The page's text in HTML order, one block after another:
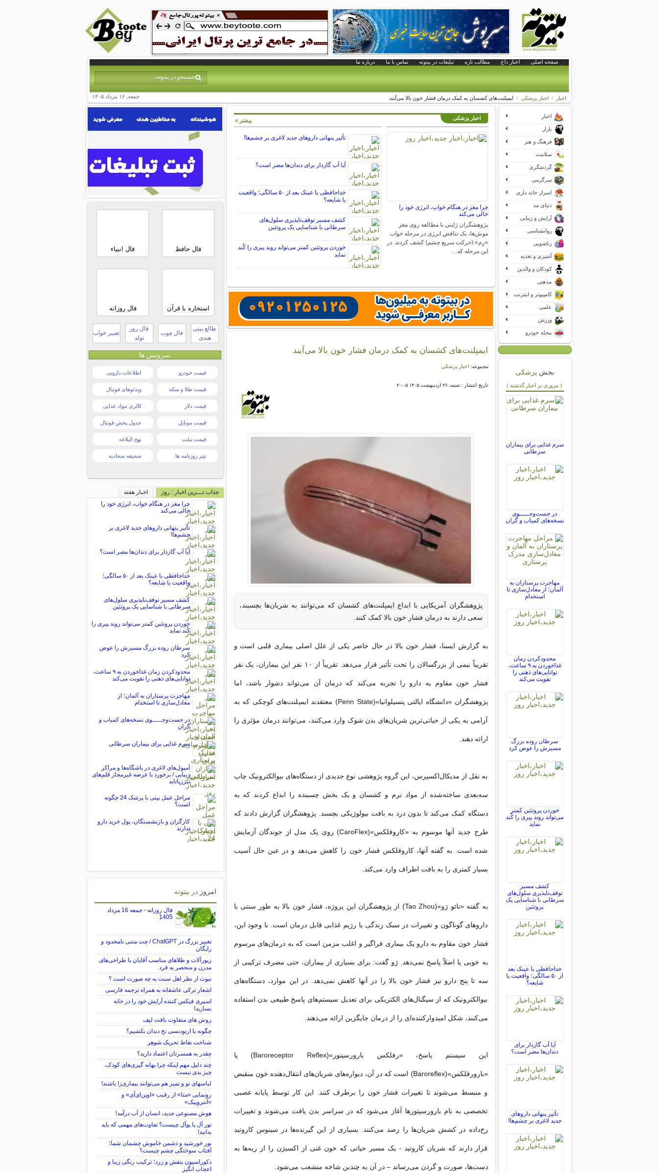
صفحه اصلی اخبار داغ مطالب تازه تبلیغات در بیتوته تماس با ما درباره ما
جمعه, ۱۶ مرداد ۱۴۰۵ اخبار اخبار پزشکی ایمپلنت‌های کشسان به کمک درمان فشار خون بالا می‌آیند
اخبار پزشکی
چرا مغز در هنگام خواب، انرژی خود را
خالی می‌کند
پژوهشگران ژاپنی با مطالعه روی مغز
موش‌ها، یک تناقض انرژی در مرحله خواب
«رِم» (حرکت سریع چشم) کشف کردند. در
این مرحله که…
تأثیر پنهانی داروهای جدید لاغری بر چشم‌ها!
آیا آب گازدار برای دندان‌ها مضر است؟
خداحافظی با عینک بعد از ۵۰ سالگی؛ واقعیت
یا شایعه؟
کشف مسیر توقف‌ناپذیری سلول‌های
سرطانی با شناسایی یک پروتئین
خوردن پروتئین کمتر می‌تواند روند پیری را کُند
نماید
بیشتر »
ایمپلنت‌های کشسان به کمک درمان فشار خون بالا می‌آیند
مجموعه: اخبار پزشکی
تاریخ انتشار : شنبه, ۲۶ اردیبهشت ۱۴۰۵ ۲۰:۰۵
پژوهشگران آمریکایی با ابداع ایمپلنت‌های کشسان که می‌توانند به شریان‌ها بچسبند،
سعی دارند به درمان فشار خون بالا کمک کنند.
به گزارش ایسنا، فشار خون بالا در حال حاضر یکی از علل اصلی بیماری قلبی است و
تقریباً نیمی از بزرگسالان را تحت تأثیر قرار می‌دهد. تقریباً از ۱۰ نفر این بیماران، یک نفر
فشار خون مقاوم به دارو را تجربه می‌کند که درمان آن می‌تواند دشوار باشد، اما
پژوهشگران «دانشگاه ایالتی پنسیلوانیا»(Penn State) معتقدند ایمپلنت‌های کوچکی که به
آرامی به یکی از حیاتی‌ترین شریان‌های بدن شوک وارد می‌کنند، می‌توانند درمان مؤثری را
ارائه دهند.
به نقل از مدیکال‌اکسپرس، این گروه پژوهشی نوع جدیدی از دستگاه‌های بیوالکترونیک چاپ
سه‌بعدی ساخته‌شده از مواد نرم و کشسان و یک بخش چسبنده را ابداع کردند که به
دستگاه کمک می‌کند تا بدون درد به بافت بیولوژیکی بچسبد. پژوهشگران گزارش دادند که
طرح جدید آنها موسوم به «کاروفلکس»(CaroFlex) روی یک مدل از جوندگان آزمایش
شده است. به گفته آنها، کاروفلکس فشار خون را کاهش می‌دهد و در عین حال آسیب
بسیار کمتری را به بافت اطراف وارد می‌کند.
به گفته «تائو ژو»(Tao Zhou) از پژوهشگران این پروژه، فشار خون بالا به طور سنتی با
داروهای گوناگون و تغییرات در سبک زندگی یا رژیم غذایی قابل درمان است. با وجود این،
فشار خون مقاوم به دارو یک بیماری فراگیر و اغلب مزمن است که به درمان‌های مرسوم
به خوبی یا اصلاً پاسخ نمی‌دهد. ژو گفت: برای بسیاری از بیماران، حتی مصرف ترکیبی از
سه تا پنج دارو نیز فشار خون بالا را در آنها کاهش نمی‌دهد. در این موارد، دستگاه‌های
بیوالکترونیک که از سیگنال‌های الکتریکی برای تعدیل سیستم‌های پاسخ طبیعی بدن استفاده
می‌کنند، شکل امیدوارکننده‌ای را از درمان جایگزین ارائه می‌دهند.
این سیستم پاسخ، «رفلکس بارورسپتور»(Baroreceptor Reflex) یا
«بارورفلکس»(Baroreflex) است که در آن، دیواره‌های شریان‌های انتقال‌دهنده خون منقبض
و منبسط می‌شوند تا تغییرات فشار خون را برطرف کنند. این کار توسط پایانه عصبی
تخصصی به نام بارورسپتورها آغاز می‌شود که در سراسر بدن یافت می‌شوند و تغییرات
رخ‌داده در کشش شریان‌ها را رصد می‌کنند. بسیاری از این گیرنده‌ها در سینوس کاروتید
قرار دارند که شریان کاروتید - یک مسیر حیاتی که خون غنی از اکسیژن را از ریه‌ها به
دست‌ها، صورت و گردن می‌رساند – در آن به چندین شاخه منشعب می‌شود.
اخبار
بازار
فرهنگ و هنر
سلامت
گردشگری
سرگرمی
اسرار خانه داری
دنیای مد
آرایش و زیبایی
روانشناسی
زناشویی
آشپزی و تغذیه
کودکان و والدین
مذهبی
کامپیوتر و اینترنت
علمی
ورزش
مجله خودرو
بخش پزشکی
( مروری بر اخبار گذشته )
سرم غذایی برای بیماران
سرطانی
در جست‌وجـــــوی
نسخه‌های کمیاب و گران
مهاجرت پرستاران به
آلمان؛ از معادل‌سازی تا
استخدام
محدودکردن زمان
غذاخوردن به ۹ ساعت،
توانایی‌های ذهنی را
تقویت می‌کند
سرطان روده بزرگ
مسیرش را عوض کرد
خوردن پروتئین کمتر
می‌تواند روند پیری را کُند
نماید
کشف مسیر
توقف‌ناپذیری سلول‌های
سرطانی با شناسایی یک
پروتئین
خداحافظی با عینک بعد
از ۵۰ سالگی؛ واقعیت یا
شایعه؟
آیا آب گازدار برای
دندان‌ها مضر است؟
تأثیر پنهانی داروهای
جدید لاغری بر چشم‌ها!
فال حافظ فال انبیاء
استخاره با قرآن فال روزانه
طالع بینی
هندی
فال چوب
فال روز
تولد
تعبیر خواب
سرویس ها
قیمت خودرو اطلاعات دارویی
قیمت طلا و سکه ویدئوهای فوتبال
قیمت دلار کالری مواد غذایی
قیمت موبایل جدول پخش فوتبال
قیمت تبلت نهج البلاغه
تیتر روزنامه ها صحیفه سجادیه
جذاب تـــرین اخبار : روز
اخبار هفته
چرا مغز در هنگام خواب، انرژی خود را
خالی می‌کند
تأثیر پنهانی داروهای جدید لاغری بر
چشم‌ها!
آیا آب گازدار برای دندان‌ها مضر است؟
خداحافظی با عینک بعد از ۵۰ سالگی؛
واقعیت یا شایعه؟
کشف مسیر توقف‌ناپذیری سلول‌های
سرطانی با شناسایی یک پروتئین
خوردن پروتئین کمتر می‌تواند روند پیری را
کُند نماید
سرطان روده بزرگ مسیرش را عوض
کرد
محدودکردن زمان غذاخوردن به ۹ ساعت،
توانایی‌های ذهنی را تقویت می‌کند
مهاجرت پرستاران به آلمان؛ از
معادل‌سازی تا استخدام
در جست‌وجـــــوی نسخه‌های کمیاب و
گران
سرم غذایی برای بیماران سرطانی
آمپول‌های لاغری در باشگاه‌ها و مراکز
زیبایی / برخورد با عرضه غیرمجاز قلم‌های
تیرزپاتاید
مراحل عمل بینی با پزشک 24 چگونه
است؟
کارگران و بازنشستگان، پول خرید دارو
ندارند
امروز در بیتوته
فال روزانه - جمعه 16 مرداد
1405
تغییر بزرگ در ChatGPT / چت متنی نامحدود و
رایگان
زیورآلات و طلاهای مناسب آقایان با طراحی‌های
مدرن و منحصر به فرد
نبوت از نظر اهل سنت به چه صورت است ؟
اشعار ترکی عاشقانه به همراه ترجمه فارسی
اسپری فیکس کننده آرایش خود را در خانه
بسازید!
روش های متفاوت بافت لیف
چگونه با ارتودنسی نخ دندان بکشیم؟
شناخت نقاط تحریک شوهر
چقدر به همسرتان اعتماد دارید؟
چند دلیل مهم اینکه چرا بهانه گیری‌های کودک،
چیز بدی نیست
لباس‎های نو و تمیز هم می‌توانند بیماری‌زا باشند!
رونمایی «متا» از رقیب «اوپن‌ای‌آی» و
«آنتروپیک»
هوش مصنوعی جدید، انسان از آب درآمد!
تور آل یا یوآل چیست؟ تفاوت‌های مهمی که باید
بدانید!
نور خورشید و دشمن خاموش چشمان شما؛
آفتاب سوختگی چشم چیست؟
دکوراسیون بنفش و زرد؛ ترکیب رنگی زیبا و
اعجاب انگیز